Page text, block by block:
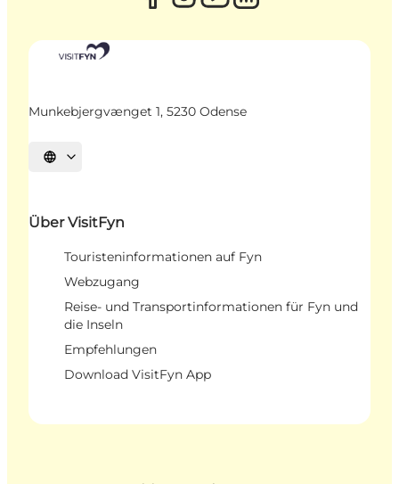
Munkebjergvænget 1, 5230 Odense
Sprache auswählen
Über VisitFyn
Touristeninformationen auf Fyn
Webzugang
Reise- und Transportinformationen für Fyn und
die Inseln
Empfehlungen
Download VisitFyn App